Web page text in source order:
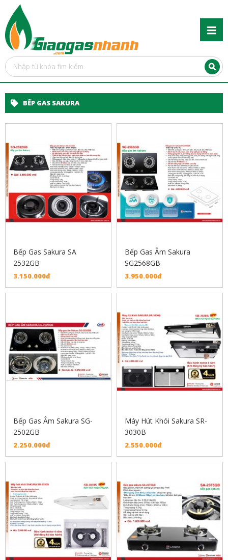
BẾP GAS SAKURA
Bếp Gas Sakura SA
2532GB
3.150.000đ
Bếp Gas Âm Sakura
SG2568GB
3.950.000đ
Bếp Gas Âm Sakura SG-
2502GB
2.250.000đ
Máy Hút Khói Sakura SR-
3030B
2.550.000đ